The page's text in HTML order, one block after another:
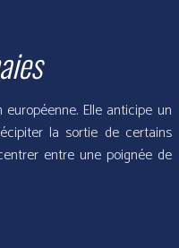
Elle anticipe un
la sortie de certains
entre une poignée de